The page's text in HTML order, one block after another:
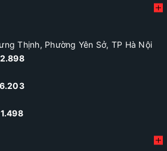
Thịnh, Phường Yên Sở, TP Hà Nội